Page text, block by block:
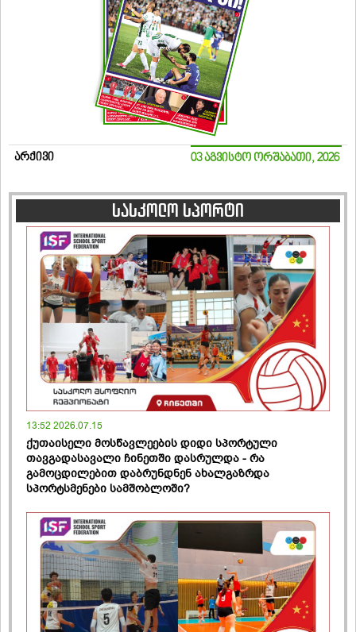
არქივი 03 აგვისტო ორშაბათი, 2026
სასკოლო სპორტი
13:52 2026.07.15
ქუთაისელი მოსწავლეების დიდი სპორტული
თავგადასავალი ჩინეთში დასრულდა - რა
გამოცდილებით დაბრუნდნენ ახალგაზრდა
სპორტსმენები სამშობლოში?